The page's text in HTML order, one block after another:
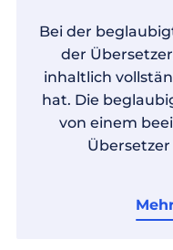
Bei der
der
inhaltlich
hat. Die
von einem